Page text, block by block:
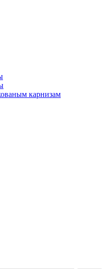
карнизам